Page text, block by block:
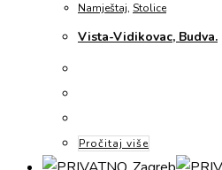
Namještaj, Stolice
Vista-Vidikovac, Budva.
Pročitaj više